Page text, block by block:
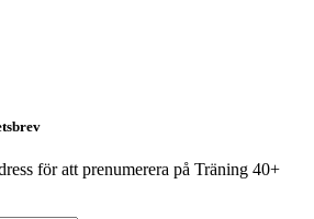
för att prenumerera på Träning 40+